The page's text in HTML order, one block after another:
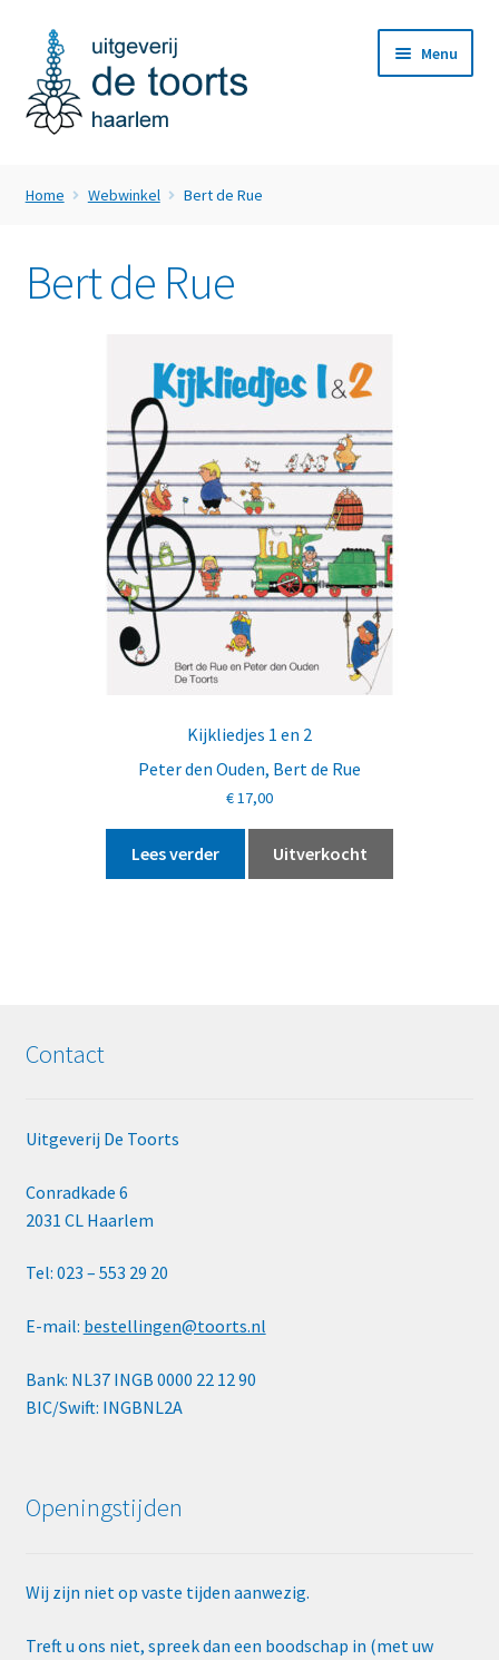
door
naar
navigatie
naar
de
inhoud
Menu
Nieuws
Klantenservice
Home Webwinkel Bert de Rue
Bert de Rue
Kijkliedjes 1 en 2
Peter den Ouden, Bert de Rue
€17,00
Lees verder Uitverkocht
Contact
Uitgeverij De Toorts
Conradkade 6
2031 CL Haarlem
Tel: 023 – 553 29 20
E-mail: bestellingen@toorts.nl
Bank: NL37 INGB 0000 22 12 90
BIC/Swift: INGBNL2A
Openingstijden
Wij zijn niet op vaste tijden aanwezig.
Treft u ons niet, spreek dan een boodschap in (met uw